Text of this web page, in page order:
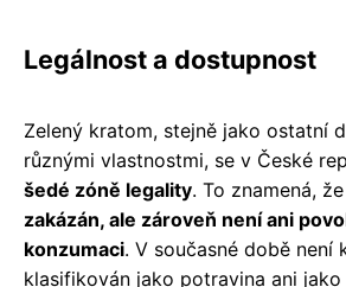
Legálnost a dostupnost
Zelený kratom, stejně jako ostatní
různými vlastnostmi, se v České
šedé zóně legality. To znamená, že
zakázán, ale zároveň není ani
konzumaci. V současné době není
klasifikován jako potravina ani